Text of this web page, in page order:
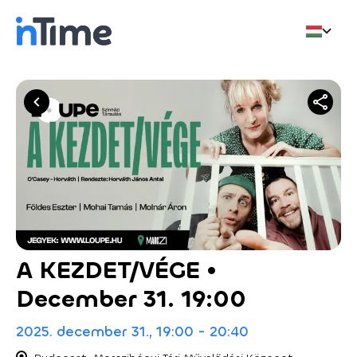
A KEZDET/VÉGE •
December 31. 19:00
2025. december 31., 19:00 - 20:40